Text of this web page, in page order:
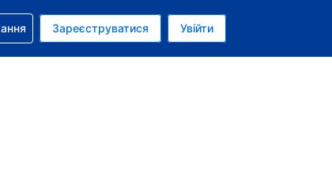
США
Зареєструватися Увійти